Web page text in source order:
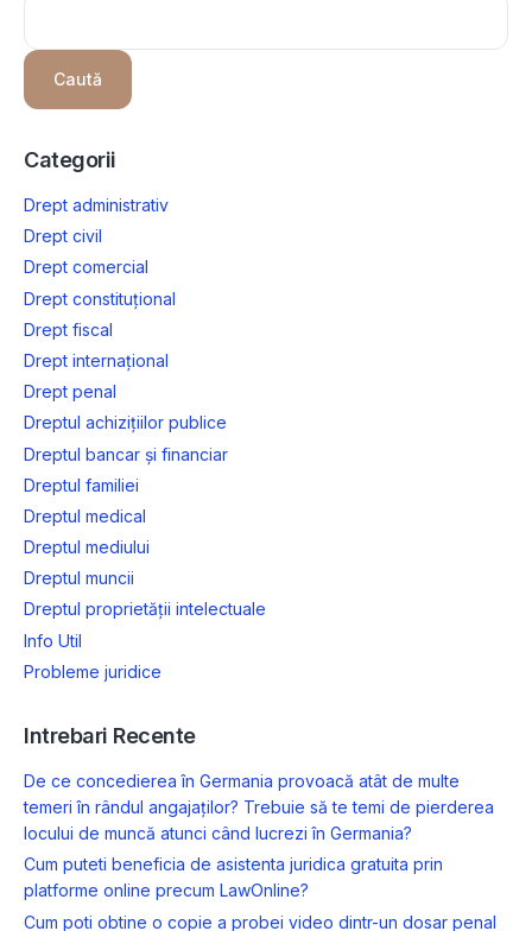
Caută
Categorii
Drept administrativ
Drept civil
Drept comercial
Drept constituțional
Drept fiscal
Drept internațional
Drept penal
Dreptul achizițiilor publice
Dreptul bancar și financiar
Dreptul familiei
Dreptul medical
Dreptul mediului
Dreptul muncii
Dreptul proprietății intelectuale
Info Util
Probleme juridice
Intrebari Recente
De ce concedierea în Germania provoacă atât de multe
temeri în rândul angajaților? Trebuie să te temi de pierderea
locului de muncă atunci când lucrezi în Germania?
Cum puteti beneficia de asistenta juridica gratuita prin
platforme online precum LawOnline?
Cum poti obtine o copie a probei video dintr-un dosar penal